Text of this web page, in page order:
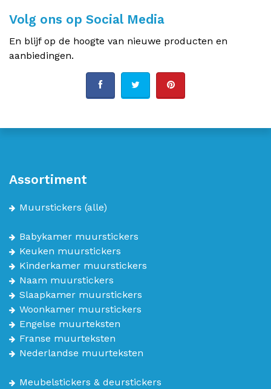
Volg ons op Social Media
En blijf op de hoogte van nieuwe producten en
aanbiedingen.
Assortiment
Muurstickers (alle)
Babykamer muurstickers
Keuken muurstickers
Kinderkamer muurstickers
Naam muurstickers
Slaapkamer muurstickers
Woonkamer muurstickers
Engelse muurteksten
Franse muurteksten
Nederlandse muurteksten
Meubelstickers & deurstickers